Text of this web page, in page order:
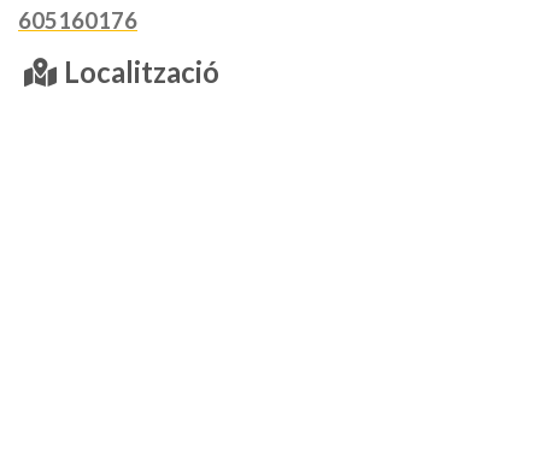
605160176
Localització